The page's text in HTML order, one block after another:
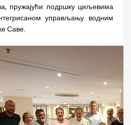
пружајући подршку циљевима
управљању водним
Саве.